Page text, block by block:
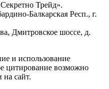
Трейд».
Балкарская Респ., г.
Дмитровское шоссе, д.
и использование
цитирование возможно
на сайт.